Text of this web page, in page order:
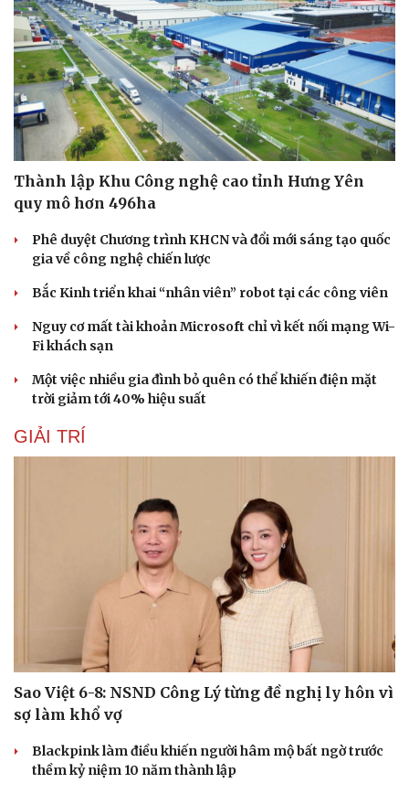
Sân khấu - Điện ảnh
Giải trí
Nghệ sĩ
Thời trang
Sao Việt
Thành lập Khu Công nghệ cao tỉnh Hưng Yên
quy mô hơn 496ha
Phê duyệt Chương trình KHCN và đổi mới sáng tạo quốc
gia về công nghệ chiến lược
Bắc Kinh triển khai “nhân viên” robot tại các công viên
Nguy cơ mất tài khoản Microsoft chỉ vì kết nối mạng Wi-
Fi khách sạn
Một việc nhiều gia đình bỏ quên có thể khiến điện mặt
trời giảm tới 40% hiệu suất
GIẢI TRÍ
Sao Việt 6-8: NSND Công Lý từng đề nghị ly hôn vì
sợ làm khổ vợ
Blackpink làm điều khiến người hâm mộ bất ngờ trước
thềm kỷ niệm 10 năm thành lập